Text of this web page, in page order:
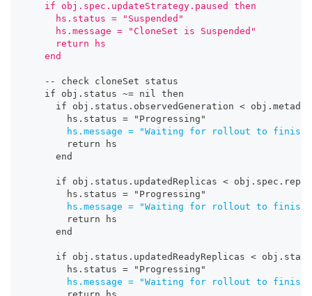
    if obj.spec.updateStrategy.paused then
      hs.status = "Suspended"
      hs.message = "CloneSet is Suspended"
      return hs
    end
- -
check cloneSet status
    if obj.status ~= nil then
if obj.status.observedGeneration <
        hs.status = "Progressing"
hs.message = "Waiting for rollout to finish
        return hs
      end
if obj.status.updatedReplicas <
        hs.status = "Progressing"
hs.message = "Waiting for rollout to finish
        return hs
      end
if obj.status.updatedReadyReplicas <
        hs.status = "Progressing"
hs.message = "Waiting for rollout to finish